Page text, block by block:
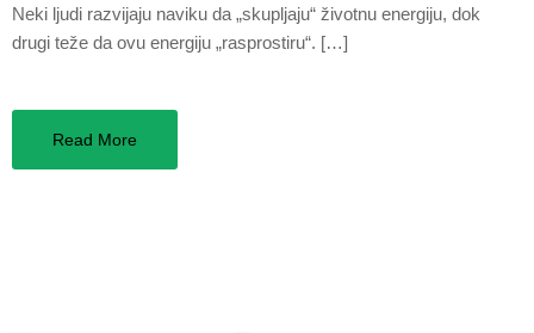
Neki ljudi razvijaju naviku da „skupljaju“ životnu energiju, dok
drugi teže da ovu energiju „rasprostiru“. […]
Read More